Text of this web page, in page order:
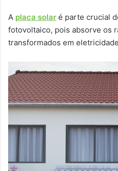
A placa solar é parte crucial
fotovoltaico, pois absorve os
transformados em